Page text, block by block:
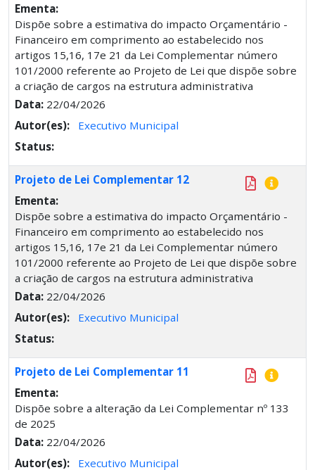
Ementa:
Dispõe sobre a estimativa do impacto Orçamentário -
Financeiro em comprimento ao estabelecido nos
artigos 15,16, 17e 21 da Lei Complementar número
101/2000 referente ao Projeto de Lei que dispõe sobre
a criação de cargos na estrutura administrativa
Data: 22/04/2026
Autor(es):
Executivo Municipal
Status:
Projeto de Lei Complementar 12
Ementa:
Dispõe sobre a estimativa do impacto Orçamentário -
Financeiro em comprimento ao estabelecido nos
artigos 15,16, 17e 21 da Lei Complementar número
101/2000 referente ao Projeto de Lei que dispõe sobre
a criação de cargos na estrutura administrativa
Data: 22/04/2026
Autor(es):
Executivo Municipal
Status:
Projeto de Lei Complementar 11
Ementa:
Dispõe sobre a alteração da Lei Complementar nº 133
de 2025
Data: 22/04/2026
Autor(es):
Executivo Municipal